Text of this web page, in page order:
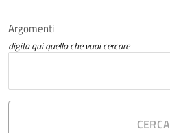
Argomenti
digita qui quello che vuoi cercare
CERCA